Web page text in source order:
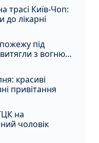
трасі Київ-Чоп:
до лікарні
під
з вогню
красиві
привітання
на
чоловік